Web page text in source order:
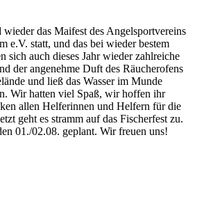
das Maifest des Angelsportvereins
e.V. statt, und das bei wieder bestem
sich auch dieses Jahr wieder zahlreiche
der angenehme Duft des Räucherofens
und ließ das Wasser im Munde
Wir hatten viel Spaß, wir hoffen ihr
allen Helferinnen und Helfern für die
geht es stramm auf das Fischerfest zu.
01./02.08. geplant. Wir freuen uns!